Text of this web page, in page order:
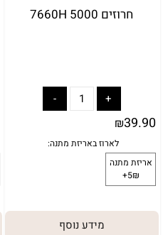
חרוזים 5000 7660H
₪39.90
מידע נוסף